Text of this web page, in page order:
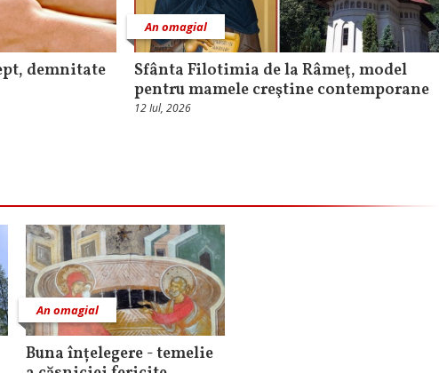
demnitate
An omagial
Sfânta Filotimia de la Râmeţ, model
pentru mamele creştine contemporane
12 Iul, 2026
An omagial
Buna înțelegere - temelie